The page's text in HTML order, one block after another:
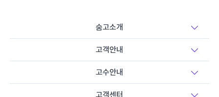
숨고소개
고객안내
고수안내
고객센터